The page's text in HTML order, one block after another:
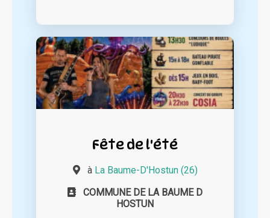
Fête de l'été
à La Baume-D'Hostun (26)
COMMUNE DE LA BAUME D
HOSTUN